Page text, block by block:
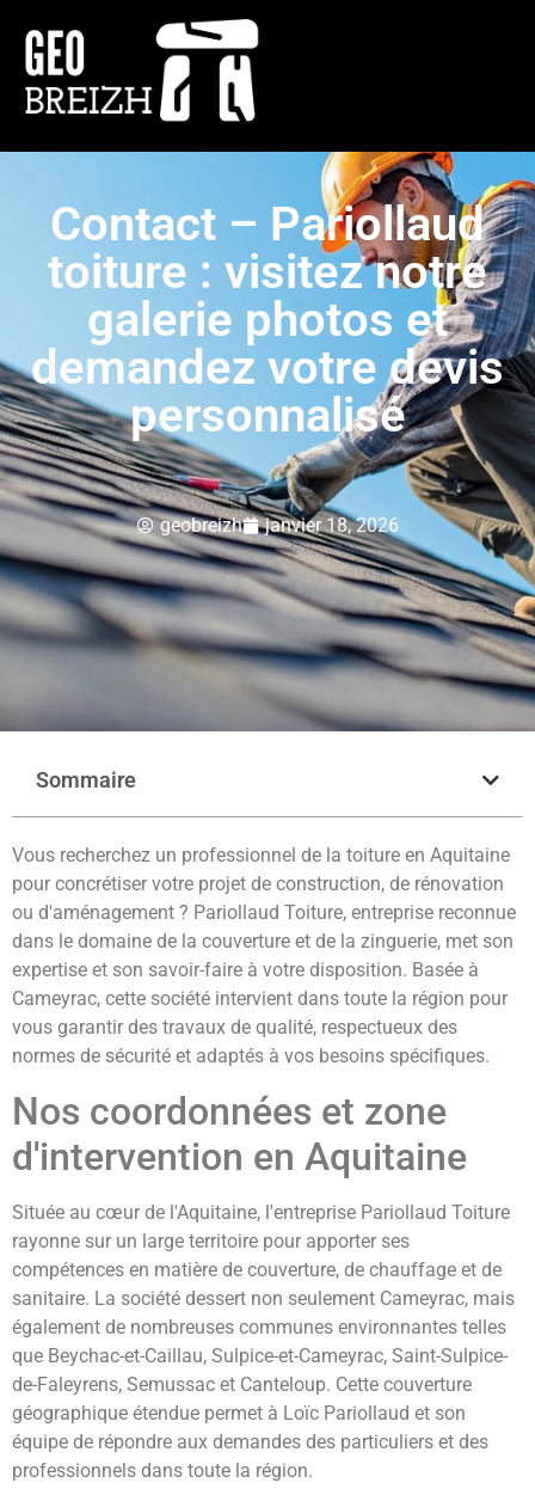
Contact – Pariollaud
toiture : visitez notre
galerie photos et
demandez votre devis
personnalisé
geobreizh janvier 18, 2026
Sommaire
Vous recherchez un professionnel de la toiture en Aquitaine
pour concrétiser votre projet de construction, de rénovation
ou d'aménagement ? Pariollaud Toiture, entreprise reconnue
dans le domaine de la couverture et de la zinguerie, met son
expertise et son savoir-faire à votre disposition. Basée à
Cameyrac, cette société intervient dans toute la région pour
vous garantir des travaux de qualité, respectueux des
normes de sécurité et adaptés à vos besoins spécifiques.
Nos coordonnées et zone
d'intervention en Aquitaine
Située au cœur de l'Aquitaine, l'entreprise Pariollaud Toiture
rayonne sur un large territoire pour apporter ses
compétences en matière de couverture, de chauffage et de
sanitaire. La société dessert non seulement Cameyrac, mais
également de nombreuses communes environnantes telles
que Beychac-et-Caillau, Sulpice-et-Cameyrac, Saint-Sulpice-
de-Faleyrens, Semussac et Canteloup. Cette couverture
géographique étendue permet à Loïc Pariollaud et son
équipe de répondre aux demandes des particuliers et des
professionnels dans toute la région.